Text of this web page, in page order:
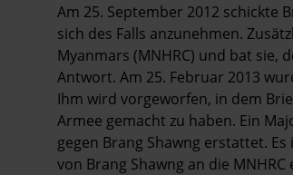
Am 25. September 2012 schickte
sich des Falls anzunehmen.
Myanmars (MNHRC) und bat sie,
Antwort. Am 25. Februar 2013
Ihm wird vorgeworfen, in dem
Armee gemacht zu haben. Ein
gegen Brang Shawng erstattet.
von Brang Shawng an die